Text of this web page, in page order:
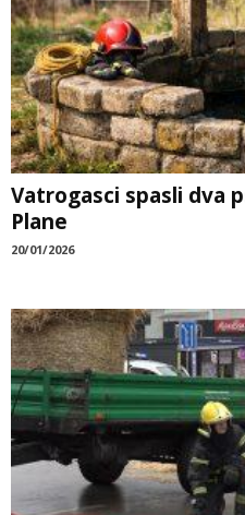
Vatrogasci spasli dva
Plane
20/01/2026